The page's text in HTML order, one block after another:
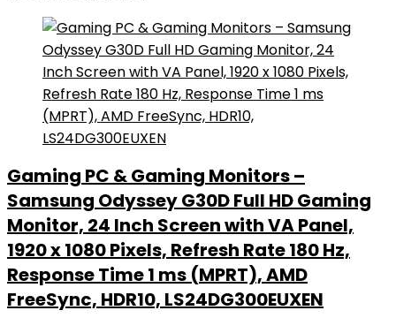
Gaming PC & Gaming Monitors –
Samsung Odyssey G30D Full HD Gaming
Monitor, 24 Inch Screen with VA Panel,
1920 x 1080 Pixels, Refresh Rate 180 Hz,
Response Time 1 ms (MPRT), AMD
FreeSync, HDR10, LS24DG300EUXEN